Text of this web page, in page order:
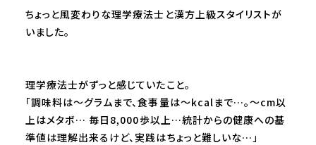
ちょっと風変わりな理学療法士と漢方上級スタイリストが
いました。
理学療法士がずっと感じていたこと。
「調味料は〜グラムまで、食事量は〜kcalまで…。〜cm以
上はメタボ… 毎日8,000歩以上…統計からの健康への基
準値は理解出来るけど、実践はちょっと難しいな…」